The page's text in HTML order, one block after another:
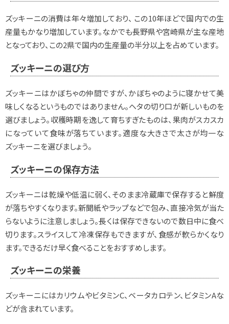
ズッキーニの消費は年々増加しており、 この10年ほどで国内での生
産量もかなり増加しています。なかでも長野県や宮崎県が主な産地
となっており、この2県で国内の生産量の半分以上を占めています。
ズッキーニの選び方
ズッキーニはかぼちゃの仲間ですが、かぼちゃのように寝かせて美
味しくなるというものではありません。ヘタの切り口が新しいものを
選びましょう。収穫時期を逸して育ちすぎたものは、果肉がスカスカ
になっていて食味が落ちています。適度な大きさで太さが均一な
ズッキーニを選びましょう。
ズッキーニの保存方法
ズッキーニは乾燥や低温に弱く、そのまま冷蔵庫で保存すると鮮度
が落ちやすくなります。新聞紙やラップなどで包み、直接冷気が当た
らないように注意しましょう。長くは保存できないので数日中に食べ
切ります。スライスして冷凍保存もできますが、食感が軟らかくなり
ます。できるだけ早く食べることをおすすめします。
ズッキーニの栄養
ズッキーニにはカリウムやビタミンC、ベータカロテン、ビタミンAな
どが含まれています。